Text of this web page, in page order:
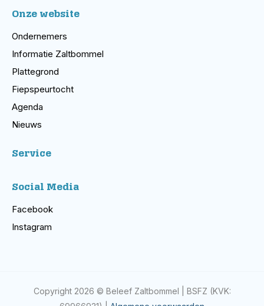
Onze website
Ondernemers
Informatie Zaltbommel
Plattegrond
Fiepspeurtocht
Agenda
Nieuws
Service
Social Media
Facebook
Instagram
Copyright 2026 © Beleef Zaltbommel | BSFZ (KVK: